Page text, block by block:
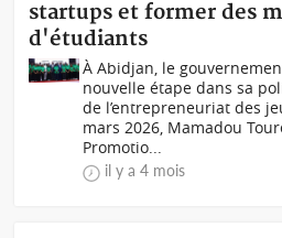
startups et former des
d'étudiants
À Abidjan, le
nouvelle étape dans sa
de l’entrepreneuriat des
mars 2026, Mamadou
Promotio...
il y a 4 mois